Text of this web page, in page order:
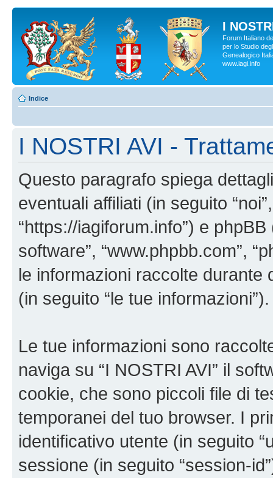
I
Forum Italiano
per lo Studio
Genealogico
www.iagi.info
Indice
I NOSTRI AVI -
Questo paragrafo spiega
eventuali affiliati (in seguito
“https://iagiforum.info”) e phpBB
software”, “www.phpbb.com”,
le informazioni raccolte durante
(in seguito “le tue informazioni”).
Le tue informazioni sono
naviga su “I NOSTRI AVI” il
cookie, che sono piccoli file di
temporanei del tuo browser. I
identificativo utente (in seguito
sessione (in seguito “session-